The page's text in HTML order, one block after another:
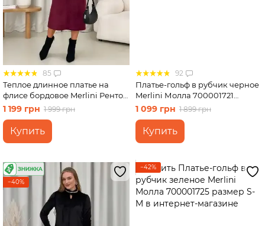
85
Теплое длинное платье на
флисе бордовое Merlini Ренто
700001782 размер S-M
1 199 грн 1 999 грн
Купить
92
Платье-гольф в рубчик черное
Merlini Молла 700001721
размер S-M
1 099 грн 1 899 грн
Купить
−40%
−42%